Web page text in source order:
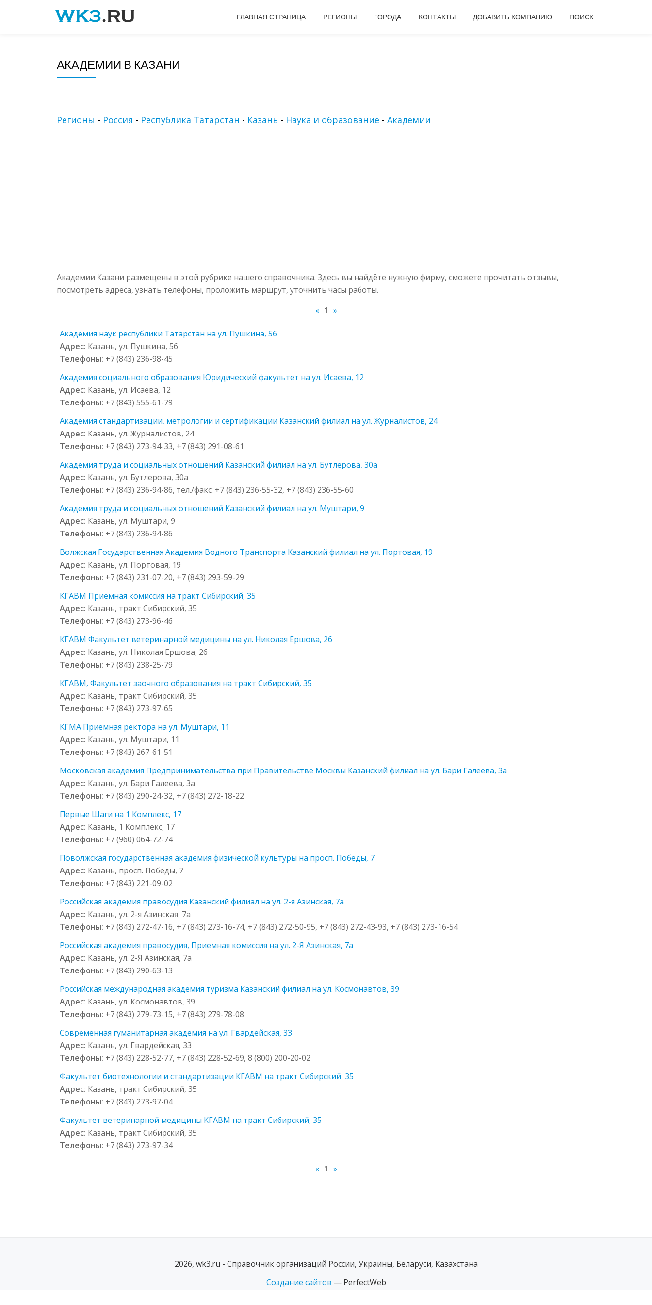
ГЛАВНАЯ СТРАНИЦА РЕГИОНЫ ГОРОДА КОНТАКТЫ ДОБАВИТЬ КОМПАНИЮ ПОИСК
АКАДЕМИИ В КАЗАНИ
Регионы - Россия - Республика Татарстан - Казань - Наука и образование - Академии
Академии Казани размещены в этой рубрике нашего справочника. Здесь вы найдёте нужную фирму, сможете прочитать отзывы,
посмотреть адреса, узнать телефоны, проложить маршрут, уточнить часы работы.
« 1 »
Академия наук республики Татарстан на ул. Пушкина, 56
Адрес: Казань, ул. Пушкина, 56
Телефоны: +7 (843) 236-98-45
Академия социального образования Юридический факультет на ул. Исаева, 12
Адрес: Казань, ул. Исаева, 12
Телефоны: +7 (843) 555-61-79
Академия стандартизации, метрологии и сертификации Казанский филиал на ул. Журналистов, 24
Адрес: Казань, ул. Журналистов, 24
Телефоны: +7 (843) 273-94-33, +7 (843) 291-08-61
Академия труда и социальных отношений Казанский филиал на ул. Бутлерова, 30а
Адрес: Казань, ул. Бутлерова, 30а
Телефоны: +7 (843) 236-94-86, тел./факс: +7 (843) 236-55-32, +7 (843) 236-55-60
Академия труда и социальных отношений Казанский филиал на ул. Муштари, 9
Адрес: Казань, ул. Муштари, 9
Телефоны: +7 (843) 236-94-86
Волжская Государственная Академия Водного Транспорта Казанский филиал на ул. Портовая, 19
Адрес: Казань, ул. Портовая, 19
Телефоны: +7 (843) 231-07-20, +7 (843) 293-59-29
КГАВМ Приемная комиссия на тракт Сибирский, 35
Адрес: Казань, тракт Сибирский, 35
Телефоны: +7 (843) 273-96-46
КГАВМ Факультет ветеринарной медицины на ул. Николая Ершова, 26
Адрес: Казань, ул. Николая Ершова, 26
Телефоны: +7 (843) 238-25-79
КГАВМ, Факультет заочного образования на тракт Сибирский, 35
Адрес: Казань, тракт Сибирский, 35
Телефоны: +7 (843) 273-97-65
КГМА Приемная ректора на ул. Муштари, 11
Адрес: Казань, ул. Муштари, 11
Телефоны: +7 (843) 267-61-51
Московская академия Предпринимательства при Правительстве Москвы Казанский филиал на ул. Бари Галеева, 3а
Адрес: Казань, ул. Бари Галеева, 3а
Телефоны: +7 (843) 290-24-32, +7 (843) 272-18-22
Первые Шаги на 1 Комплекс, 17
Адрес: Казань, 1 Комплекс, 17
Телефоны: +7 (960) 064-72-74
Поволжская государственная академия физической культуры на просп. Победы, 7
Адрес: Казань, просп. Победы, 7
Телефоны: +7 (843) 221-09-02
Российская академия правосудия Казанский филиал на ул. 2-я Азинская, 7а
Адрес: Казань, ул. 2-я Азинская, 7а
Телефоны: +7 (843) 272-47-16, +7 (843) 273-16-74, +7 (843) 272-50-95, +7 (843) 272-43-93, +7 (843) 273-16-54
Российская академия правосудия, Приемная комиссия на ул. 2-Я Азинская, 7а
Адрес: Казань, ул. 2-Я Азинская, 7а
Телефоны: +7 (843) 290-63-13
Российская международная академия туризма Казанский филиал на ул. Космонавтов, 39
Адрес: Казань, ул. Космонавтов, 39
Телефоны: +7 (843) 279-73-15, +7 (843) 279-78-08
Современная гуманитарная академия на ул. Гвардейская, 33
Адрес: Казань, ул. Гвардейская, 33
Телефоны: +7 (843) 228-52-77, +7 (843) 228-52-69, 8 (800) 200-20-02
Факультет биотехнологии и стандартизации КГАВМ на тракт Сибирский, 35
Адрес: Казань, тракт Сибирский, 35
Телефоны: +7 (843) 273-97-04
Факультет ветеринарной медицины КГАВМ на тракт Сибирский, 35
Адрес: Казань, тракт Сибирский, 35
Телефоны: +7 (843) 273-97-34
« 1 »
2026, wk3.ru - Справочник организаций России, Украины, Беларуси, Казахстана
Создание сайтов — PerfectWeb